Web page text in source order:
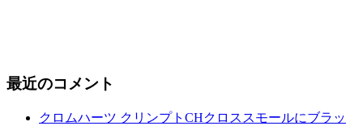
最近のコメント
クロムハーツ クリンプトCHクロススモールにブラッ